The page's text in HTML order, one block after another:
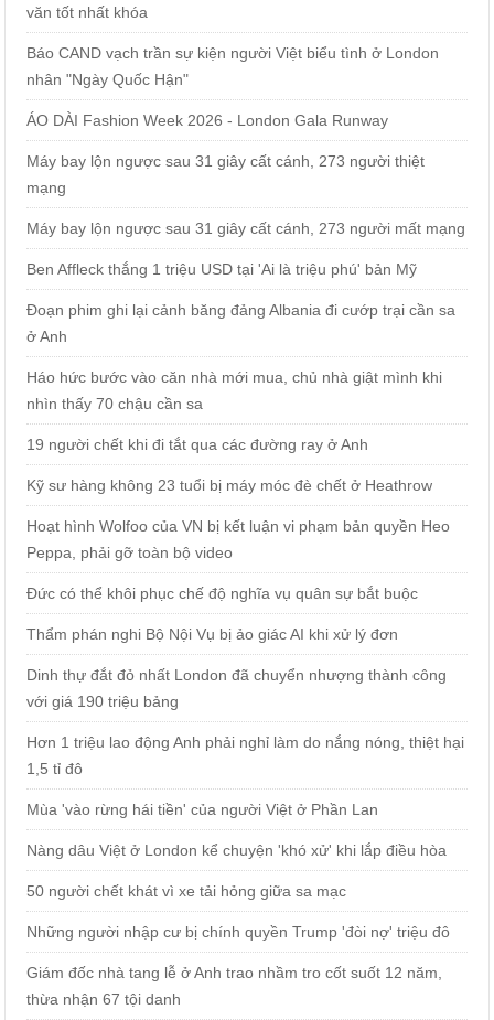
văn tốt nhất khóa
Báo CAND vạch trần sự kiện người Việt biểu tình ở London
nhân "Ngày Quốc Hận"
ÁO DÀI Fashion Week 2026 - London Gala Runway
Máy bay lộn ngược sau 31 giây cất cánh, 273 người thiệt
mạng
Máy bay lộn ngược sau 31 giây cất cánh, 273 người mất mạng
Ben Affleck thắng 1 triệu USD tại 'Ai là triệu phú' bản Mỹ
Đoạn phim ghi lại cảnh băng đảng Albania đi cướp trại cần sa
ở Anh
Háo hức bước vào căn nhà mới mua, chủ nhà giật mình khi
nhìn thấy 70 chậu cần sa
19 người chết khi đi tắt qua các đường ray ở Anh
Kỹ sư hàng không 23 tuổi bị máy móc đè chết ở Heathrow
Hoạt hình Wolfoo của VN bị kết luận vi phạm bản quyền Heo
Peppa, phải gỡ toàn bộ video
Đức có thể khôi phục chế độ nghĩa vụ quân sự bắt buộc
Thẩm phán nghi Bộ Nội Vụ bị ảo giác AI khi xử lý đơn
Dinh thự đắt đỏ nhất London đã chuyển nhượng thành công
với giá 190 triệu bảng
Hơn 1 triệu lao động Anh phải nghỉ làm do nắng nóng, thiệt hại
1,5 tỉ đô
Mùa 'vào rừng hái tiền' của người Việt ở Phần Lan
Nàng dâu Việt ở London kể chuyện 'khó xử' khi lắp điều hòa
50 người chết khát vì xe tải hỏng giữa sa mạc
Những người nhập cư bị chính quyền Trump 'đòi nợ' triệu đô
Giám đốc nhà tang lễ ở Anh trao nhầm tro cốt suốt 12 năm,
thừa nhận 67 tội danh